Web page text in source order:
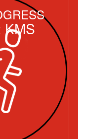
KMS